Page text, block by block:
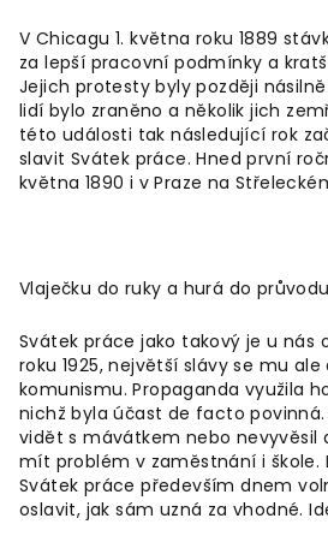
V Chicagu 1. května roku 1889
za lepší pracovní podmínky a
Jejich protesty byly později
lidí bylo zraněno a několik jich
této události tak následující rok
slavit Svátek práce. Hned první
května 1890 i v Praze na
Vlaječku do ruky a hurá do průvodu
Svátek práce jako takový je u nás
roku 1925, největší slávy se mu ale
komunismu. Propaganda využila
nichž byla účast de facto
vidět s mávátkem nebo nevyvěsil
mít problém v zaměstnání i škole.
Svátek práce především dnem
oslavit, jak sám uzná za vhodné.